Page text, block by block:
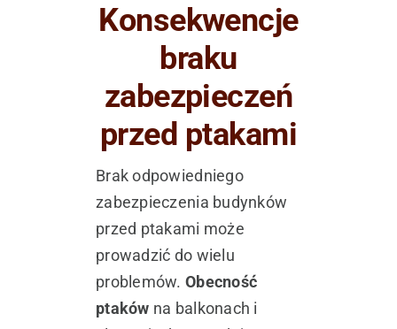
Konsekwencje
braku
zabezpieczeń
przed ptakami
Brak odpowiedniego
zabezpieczenia budynków
przed ptakami może
prowadzić do wielu
problemów. Obecność
ptaków na balkonach i